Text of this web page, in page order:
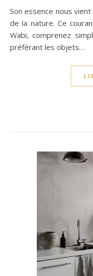
Son essence nous vient du Japon, pays qui tire son énergie
de la nature. Ce
Wabi, comprenez
préférant les objets…